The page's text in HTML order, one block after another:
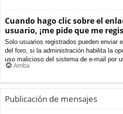
Cuando hago clic sobre el
usuario, ¡me pide que me
Solo usuarios registrados pueden enviar
del foro, si la administración habilita la
uso malicioso del sistema de e-mail por
Arriba
Publicación de mensajes